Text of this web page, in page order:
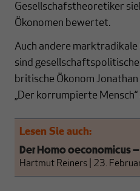
Gesellschafstheoretiker
Ökonomen bewertet.
Auch andere
sind
britische Ökonom
„Der korrumpierte
Lesen Sie auch:
Der Homo oeconomicus
Hartmut Reiners 23.